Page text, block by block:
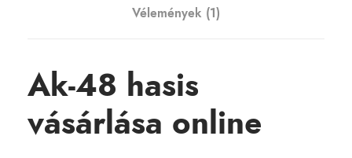
Vélemények (1)
Ak-48 hasis
vásárlása online